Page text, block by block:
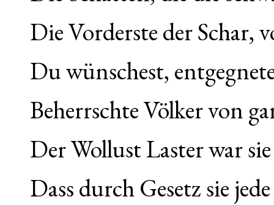
Die Vorderste der Schar,
Du wünschest,
Beherrschte Völker von
Der Wollust Laster war
Dass durch Gesetz sie